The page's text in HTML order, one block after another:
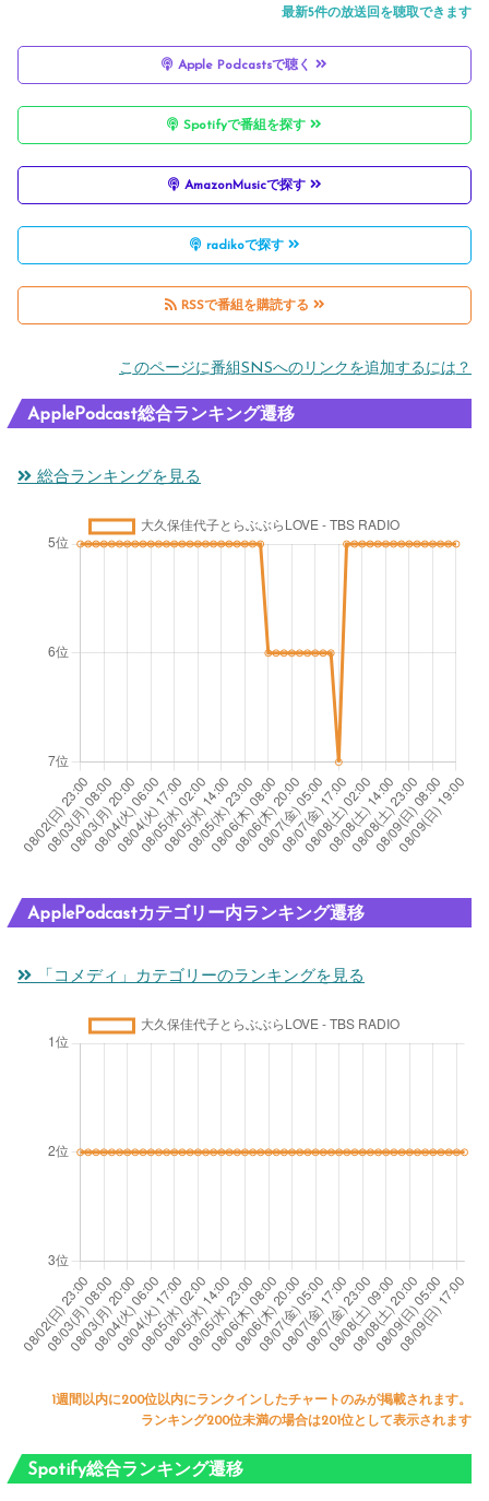
最新5件の放送回を聴取できます
Apple Podcastsで聴く
Spotifyで番組を探す
AmazonMusicで探す
radikoで探す
RSSで番組を購読する
このページに番組SNSへのリンクを追加するには？
ApplePodcast総合ランキング遷移
総合ランキングを見る
ApplePodcastカテゴリー内ランキング遷移
「コメディ」カテゴリーのランキングを見る
1週間以内に200位以内にランクインしたチャートのみが掲載されます。
ランキング200位未満の場合は201位として表示されます
Spotify総合ランキング遷移